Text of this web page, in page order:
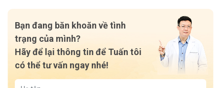
Bạn đang băn khoăn về tình
trạng của mình?
Hãy để lại thông tin để Tuấn tôi
có thể tư vấn ngay nhé!